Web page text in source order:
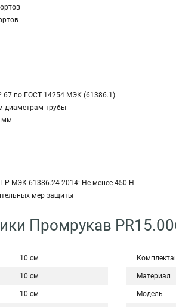
67 по ГОСТ 14254 МЭК (61386.1)
диаметрам трубы
мм
Р МЭК 61386.24-2014: Не менее 450 Н
мер защиты
Промрукав
10 см
10 см
10 см
Материал
Модель